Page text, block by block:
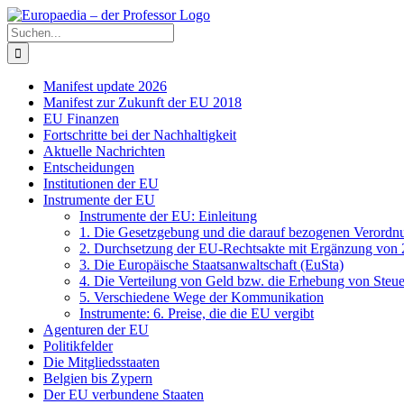
Zum
Inhalt
springen
Facebook
X
Instagram
Pinterest
Suche
nach:
Manifest update 2026
Manifest zur Zukunft der EU 2018
EU Finanzen
Fortschritte bei der Nachhaltigkeit
Aktuelle Nachrichten
Entscheidungen
Institutionen der EU
Instrumente der EU
Instrumente der EU: Einleitung
1. Die Gesetzgebung und die darauf bezogenen
2. Durchsetzung der EU-Rechtsakte mit Ergänzung von
3. Die Europäische Staatsanwaltschaft (EuSta)
4. Die Verteilung von Geld bzw. die Erhebung von
5. Verschiedene Wege der Kommunikation
Instrumente: 6. Preise, die die EU vergibt
Agenturen der EU
Politikfelder
Die Mitgliedsstaaten
Belgien bis Zypern
Der EU verbundene Staaten